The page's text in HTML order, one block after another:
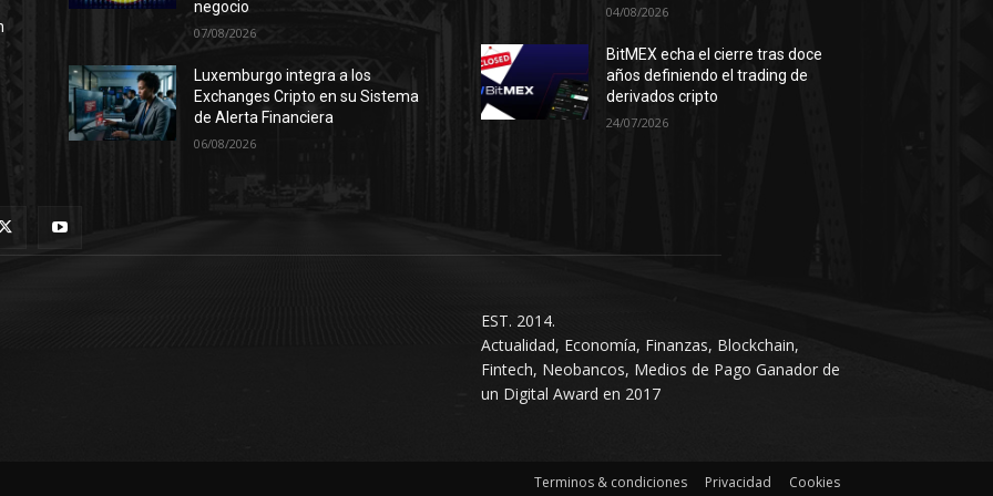
negocio
07/08/2026
Luxemburgo integra a los
Exchanges Cripto en su Sistema
de Alerta Financiera
06/08/2026
04/08/2026
BitMEX echa el cierre tras doce
años definiendo el trading de
derivados cripto
24/07/2026
EST. 2014.
Actualidad, Economía, Finanzas, Blockchain,
Fintech, Neobancos, Medios de Pago Ganador de
un Digital Award en 2017
Terminos & condiciones Privacidad Cookies